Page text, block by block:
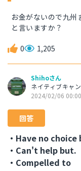
お金がないので九州
と言いますか？
0 1,205
Shihoさん
ネイティブキャ
2024/02/06 00:00
回答
・Have no
・Can't help but.
・Compelled to